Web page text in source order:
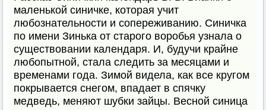
маленькой синичке, которая учит
любознательности и сопереживанию. Синичка
по имени Зинька от старого воробья узнала о
существовании календаря. И, будучи крайне
любопытной, стала следить за месяцами и
временами года. Зимой видела, как все кругом
покрывается снегом, впадает в спячку
медведь, меняют шубки зайцы. Весной синица